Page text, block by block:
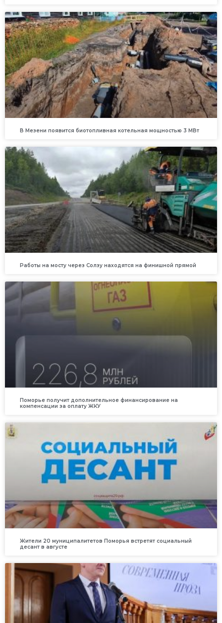
В Мезени появится биотопливная котельная мощностью 3 МВт
Работы на мосту через Солзу находятся на финишной прямой
Поморье получит дополнительное финансирование на
компенсации за оплату ЖКУ
Жители 20 муниципалитетов Поморья встретят социальный
десант в августе